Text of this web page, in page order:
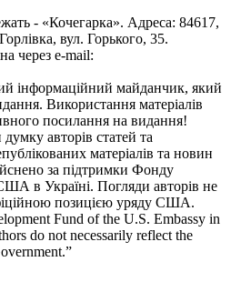
- «Кочегарка». Адреса: 84617,
вул. Горького, 35.
через e-mail:
інформаційний майданчик, який
Використання матеріалів
посилання на видання!
авторів статей та
матеріалів та новин
за підтримки Фонду
в Україні. Погляди авторів не
позицією уряду США.
Fund of the U.S. Embassy in
do not necessarily reflect the